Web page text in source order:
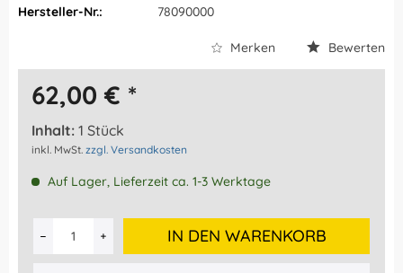
Hersteller-Nr.:
78090000
Merken Bewerten
62,00 € *
Inhalt: 1 Stück
inkl. MwSt. zzgl. Versandkosten
Auf Lager, Lieferzeit ca. 1-3 Werktage
IN DEN WARENKORB